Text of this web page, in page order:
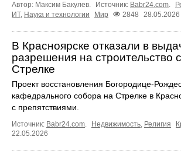
Автор: Максим Бакулев. Источник: Babr24.com.
ИТ, Наука и технологии Мир 2848 28.05.2026
В Красноярске отказали в
разрешения на строительство
Стрелке
Проект восстановления Богородице-
кафедрального собора на Стрелке в
с препятствиями.
Источник: Babr24.com. Недвижимость, Религия
22.05.2026